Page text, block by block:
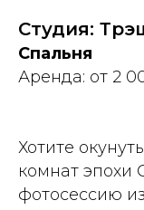
Студия:
Спальня
Аренда: от 2
Хотите
комнат эпохи
фотосессию